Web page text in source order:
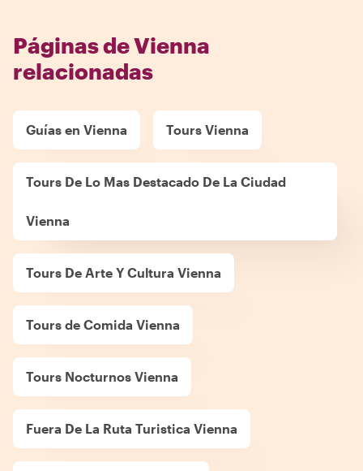
Páginas de Vienna
relacionadas
Guías en Vienna Tours Vienna
Tours De Lo Mas Destacado De La Ciudad
Vienna
Tours De Arte Y Cultura Vienna
Tours de Comida Vienna
Tours Nocturnos Vienna
Fuera De La Ruta Turistica Vienna